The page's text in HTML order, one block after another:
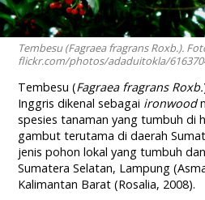
Tembesu (Fagraea fragrans Roxb.).
flickr.com/photos/adaduitokla/
Tembesu (Fagraea fragrans Roxb.
Inggris dikenal sebagai ironwood
spesies tanaman yang tumbuh di
gambut terutama di daerah
jenis pohon lokal yang tumbuh
Sumatera Selatan, Lampung
Kalimantan Barat (Rosalia, 2008).